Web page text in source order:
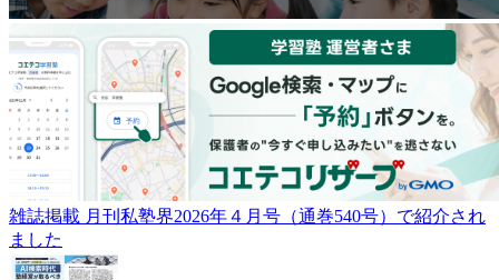
雑誌掲載 月刊私塾界2026年４月号（通巻540号）で紹介され
ました